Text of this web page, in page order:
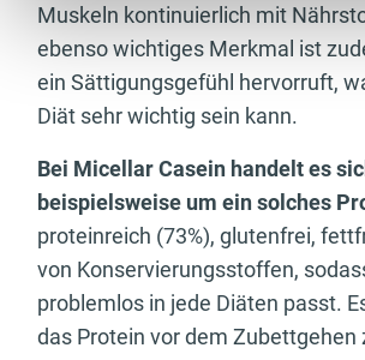
Muskeln kontinuierlich mit
ebenso wichtiges Merkmal ist
ein Sättigungsgefühl hervorruft,
Diät sehr wichtig sein kann.
Bei Micellar Casein handelt es
beispielsweise um ein solches
proteinreich (73%), glutenfrei,
von Konservierungsstoffen,
problemlos in jede Diäten passt.
das Protein vor dem Zubettgehen